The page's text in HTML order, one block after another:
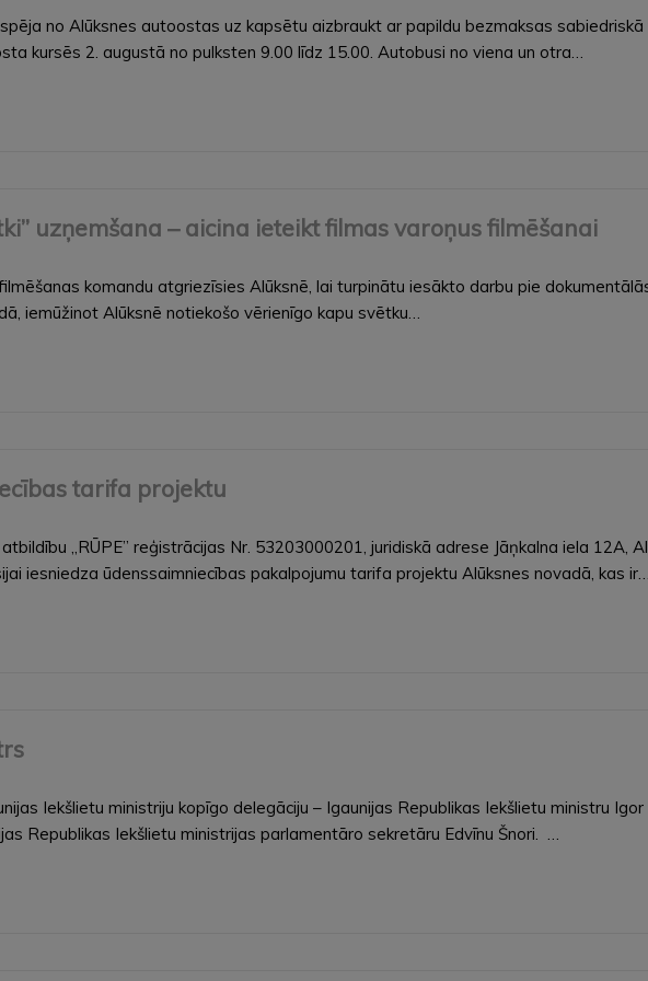
no Alūksnes autoostas uz kapsētu aizbraukt ar papildu bezmaksas
kursēs 2. augustā no pulksten 9.00 līdz 15.00. Autobusi no viena un otra…
uzņemšana – aicina ieteikt filmas varoņus filmēšanai
komandu atgriezīsies Alūksnē, lai turpinātu iesākto darbu pie dokumentālās
iemūžinot Alūksnē notiekošo vērienīgo kapu svētku…
tarifa projektu
„RŪPE” reģistrācijas Nr. 53203000201, juridiskā adrese Jāņkalna iela 12A,
iesniedza ūdenssaimniecības pakalpojumu tarifa projektu Alūksnes novadā, kas ir…
Iekšlietu ministriju kopīgo delegāciju – Igaunijas Republikas Iekšlietu ministru
Republikas Iekšlietu ministrijas parlamentāro sekretāru Edvīnu Šnori. …